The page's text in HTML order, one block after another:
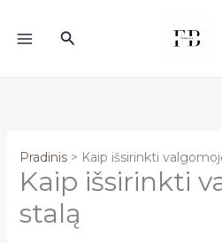
turinio
Paieška
Pradinis Kaip išsirinkti
Kaip išsirinkti
stalą